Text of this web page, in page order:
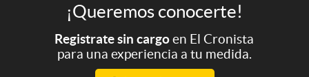
¡Queremos conocerte!
Registrate sin cargoen El Cronista
para una experiencia a tu medida.